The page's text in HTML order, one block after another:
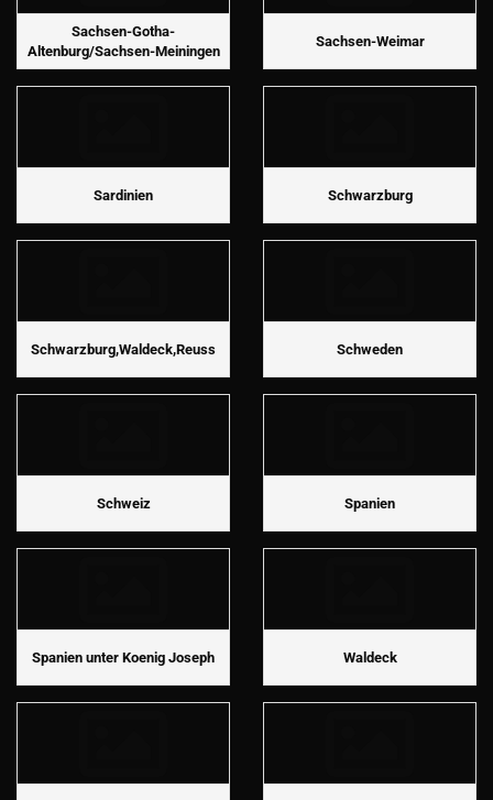
Sachsen-Gotha-
Altenburg/Sachsen-Meiningen
Sachsen-Weimar
Sardinien Schwarzburg
Schwarzburg,Waldeck,Reuss Schweden
Schweiz Spanien
Spanien unter Koenig Joseph Waldeck